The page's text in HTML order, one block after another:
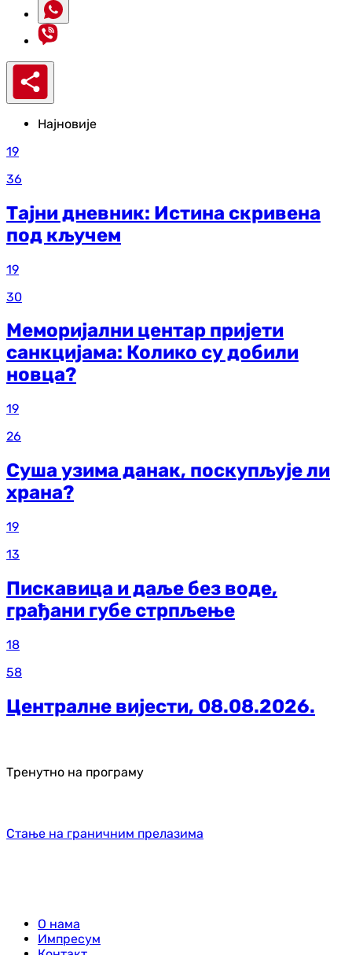
Најновије
19
36
Тајни дневник: Истина скривена
под кључем
19
30
Меморијални центар пријети
санкцијама: Колико су добили
новца?
19
26
Суша узима данак, поскупљује ли
храна?
19
13
Пискавица и даље без воде,
грађани губе стрпљење
18
58
Централне вијести, 08.08.2026.
Тренутно на програму
Стање на граничним прелазима
О нама
Импресум